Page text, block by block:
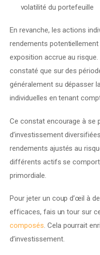
volatilité du portefeuille
En revanche, les actions
rendements
exposition accrue au
constaté que sur des
généralement su dépasser
individuelles en tenant
Ce constat encourage à se
d’investissement
rendements ajustés au
différents actifs se
primordiale.
Pour jeter un coup d’œil à
efficaces, fais un tour sur
composés. Cela pourrait
d’investissement.